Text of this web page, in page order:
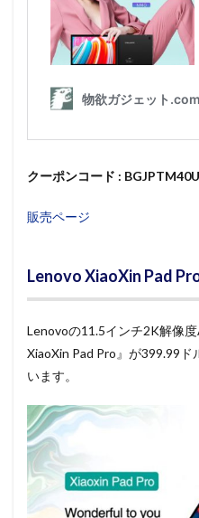
クーポンコード :
販売ページ
Lenovo XiaoXin Pad
Lenovoの11.5インチ2K解像
XiaoXin Pad Pro』が399.99
います。